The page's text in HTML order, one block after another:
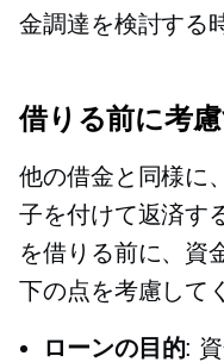
金調達を検討する
借りる前に考
他の借金と同様に
子を付けて返済す
を借りる前に、資
下の点を考慮して
ローンの目的: